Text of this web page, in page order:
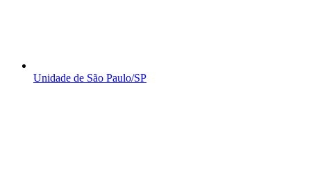
Unidade de São Paulo/SP